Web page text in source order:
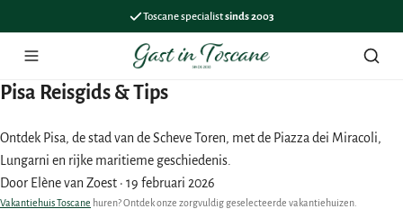
Toscane specialistsinds 2003
Menu
Pisa Reisgids & Tips
Ontdek Pisa, de stad van de Scheve Toren, met de Piazza dei Miracoli,
Lungarni en rijke maritieme geschiedenis.
Door Elène van Zoest · 19 februari 2026
Vakantiehuis Toscane huren? Ontdek onze zorgvuldig geselecteerde vakantiehuizen.